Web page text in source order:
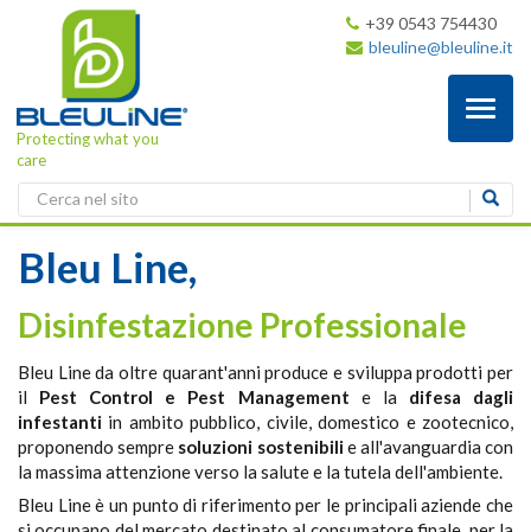
Protecting what you
care
+39 0543 754430
bleuline@bleuline.it
Bleu Line,
Disinfestazione Professionale
Bleu Line da oltre quarant'anni produce e sviluppa prodotti per
il Pest Control e Pest Management e la difesa dagli
infestanti in ambito pubblico, civile, domestico e zootecnico,
proponendo sempre soluzioni sostenibilie all'avanguardia con
la massima attenzione verso la salute e la tutela dell'ambiente.
Bleu Line è un punto di riferimento per le principali aziende che